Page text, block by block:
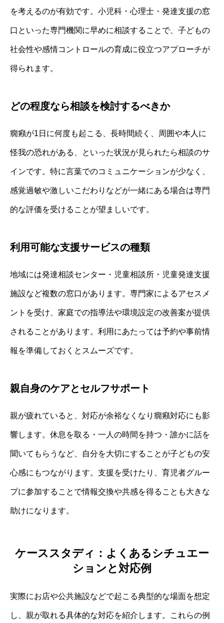
を考えるのが有効です。小児科・心理士・発達支援の窓
口といった専門機関に早めに相談することで、子どもの
社会性や感情コントロールの育成に役立つアプローチが
得られます。
どの程度なら相談を検討するべきか
癇癪が1日に何度も起こる、長時間続く、周囲や本人に
怪我の恐れがある、といった状況が見られたら相談のサ
インです。特に言葉でのコミュニケーションが少なく、
感覚過敏や激しいこだわりなどが一緒にある場合は専門
的な評価を受けることが望ましいです。
利用可能な支援サービスの種類
地域には発達相談センター・児童相談所・児童発達支援
施設など複数の窓口があります。専門家によるアセスメ
ントを受け、家庭での指導法や環境設定の改善案が提供
されることがあります。利用にあたっては予約や事前情
報を準備しておくとスムーズです。
親自身のケアとセルフサポート
親が疲れていると、対応が余裕なくなり癇癪対応にも影
響します。休息を取る・一人の時間を持つ・誰かに話を
聞いてもらうなど、自分を大切にすることが子どもの安
心感にもつながります。支援を受けたり、育児者グルー
プに参加することで情報交換や共感を得ることも大きな
助けになります。
ケーススタディ：よくあるシチュエー
ションと対応例
実際にお店や公共施設などで起こる典型的な場面を想定
し、親が取れる具体的な対応を紹介します。これらの例